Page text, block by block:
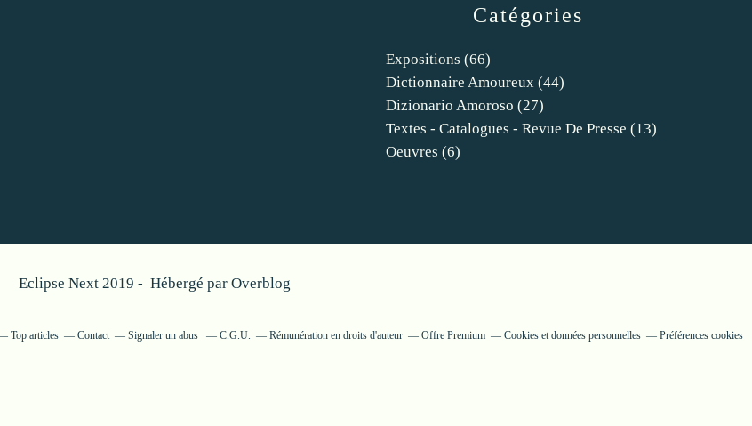
Catégories
Expositions (66)
Dictionnaire Amoureux (44)
Dizionario Amoroso (27)
Textes - Catalogues - Revue De Presse (13)
Oeuvres (6)
Eclipse Next 2019 - Hébergé par Overblog
Top articles Contact Signaler un abus C.G.U. Rémunération en droits d'auteur Offre Premium Cookies et données personnelles Préférences cookies